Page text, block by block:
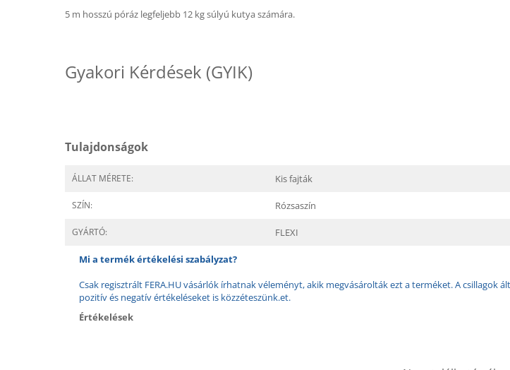
5 m hosszú póráz legfeljebb 12 kg súlyú kutya számára.
Gyakori Kérdések (GYIK)
Tulajdonságok
ÁLLAT MÉRETE: Kis fajták
SZÍN: Rózsaszín
GYÁRTÓ: FLEXI
Mi a termék értékelési szabályzat?
Csak regisztrált FERA.HU vásárlók írhatnak véleményt, akik megvásárolták ezt a terméket. A csillagok
pozitív és negatív értékeléseket is közzéteszünk.et.
Értékelések